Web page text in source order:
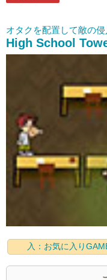
オタクを配置して敵の
High School
入：お気に入り